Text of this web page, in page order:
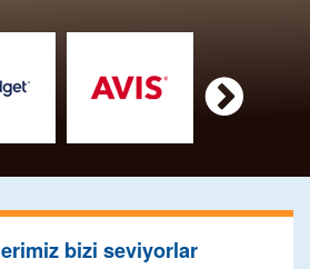

bizi seviyorlar